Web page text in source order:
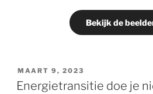
Bekijk de
MAART 9, 2023
Energietransitie doe je